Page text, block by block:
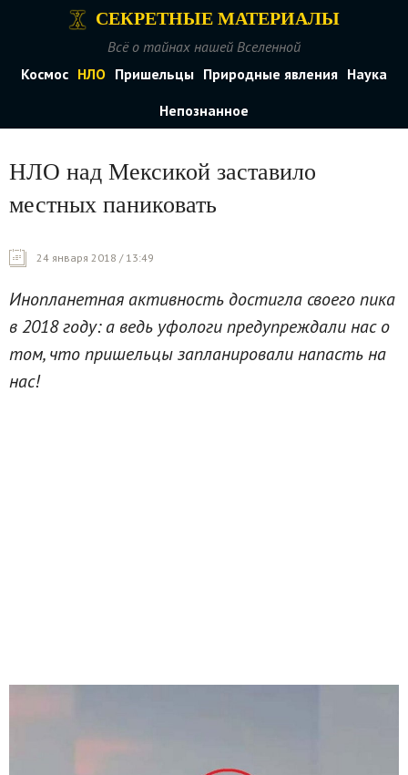
СЕКРЕТНЫЕ МАТЕРИАЛЫ
Всё о тайнах нашей Вселенной
Космос НЛО Пришельцы Природные явления Наука
Непознанное
НЛО над Мексикой заставило
местных паниковать
24 января 2018 / 13:49
Инопланетная активность достигла своего пика
в 2018 году: а ведь уфологи предупреждали нас о
том, что пришельцы запланировали напасть на
нас!